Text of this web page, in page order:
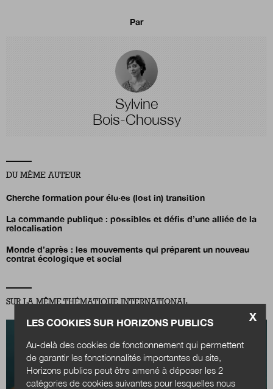
Par
Sylvine
Bois-Choussy
DU MÊME AUTEUR
Cherche formation pour élu·es (lost in) transition
La commande publique : possibles et défis d’une alliée de la
relocalisation
Monde d’après : les mouvements qui préparent un nouveau
contrat écologique et social
SUR LA MÊME THÉMATIQUE INTERNATIONAL
X
LES COOKIES SUR HORIZONS PUBLICS
Au-delà des cookies de fonctionnement qui permettent
de garantir les fonctionnalités importantes du site,
Horizons publics peut être amené à déposer les 2
catégories de cookies suivantes pour lesquelles nous